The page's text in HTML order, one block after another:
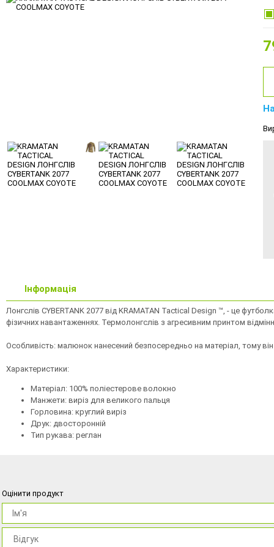
Інформація
Лонгслів CYBERTANK 2077 від KRAMATAN Tactical Design ™, - це
фізичних навантаженнях. Термолонгслів з агресивним принтом
Особливість: малюнок нанесений безпосередньо на матеріал, тому
Характеристики:
Матеріал: 100% поліестерове волокно
Манжети: виріз для великого пальця
Горловина: круглий виріз
Друк: двосторонній
Тип рукава: реглан
Оцінити продукт